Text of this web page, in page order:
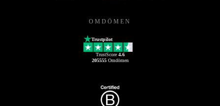
OMDÖMEN
Trustpilot
TrustScore 4.6
205555Omdömen